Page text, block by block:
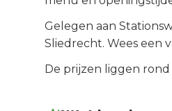
Gelegen aan
Sliedrecht. Wees een
De prijzen liggen